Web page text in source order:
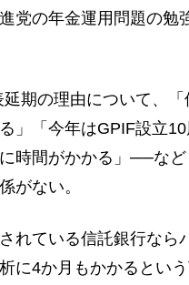
党の年金運用問題の勉
期の理由について、
」「今年はGPIF設立
時間がかかる」──な
がない。
れている信託銀行なら
に4か月もかかるとい